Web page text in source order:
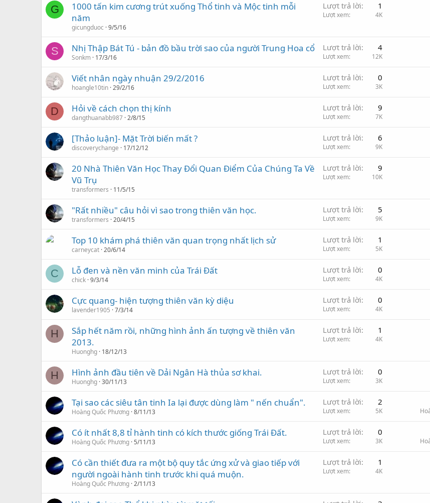
G
1000 tấn kim cương trút xuống Thổ tinh và Mộc tinh mỗi
năm
gicungduoc 9/5/16
Lượt trả lời 1
Lượt xem 4K
S Nhị Thập Bát Tú - bản đồ bầu trời sao của người Trung Hoa cổ
Sonkm 17/3/16
Lượt trả lời 4
Lượt xem 12K
Viết nhân ngày nhuận 29/2/2016
hoangle10tin 29/2/16
Lượt trả lời 0
Lượt xem 3K
D Hỏi về cách chọn thị kính
dangthuanabb987 2/8/15
Lượt trả lời 9
Lượt xem 7K
[Thảo luận]- Mặt Trời biến mất ?
discoverychange 17/12/12
Lượt trả lời 6
Lượt xem 9K
20 Nhà Thiên Văn Học Thay Đổi Quan Điểm Của Chúng Ta Về
Vũ Trụ
transformers 11/5/15
Lượt trả lời 9
Lượt xem 10K
"Rất nhiều" câu hỏi vì sao trong thiên văn học.
transformers 20/4/15
Lượt trả lời 5
Lượt xem 9K
Top 10 khám phá thiên văn quan trọng nhất lịch sử
carneycat 20/6/14
Lượt trả lời 1
Lượt xem 5K
C Lỗ đen và nền văn minh của Trái Đất
chick 9/3/14
Lượt trả lời 0
Lượt xem 4K
Cực quang- hiện tượng thiên văn kỳ diệu
lavender1905 7/3/14
Lượt trả lời 0
Lượt xem 4K
H
Sắp hết năm rồi, những hình ảnh ấn tượng về thiên văn
2013.
Huonghg 18/12/13
Lượt trả lời 1
Lượt xem 4K
H Hình ảnh đầu tiên về Dải Ngân Hà thủa sơ khai.
Huonghg 30/11/13
Lượt trả lời 0
Lượt xem 3K
Tại sao các siêu tân tinh Ia lại được dùng làm " nến chuẩn".
Hoàng Quốc Phương 8/11/13
Lượt trả lời 2
Lượt xem 5K
Có ít nhất 8,8 tỉ hành tinh có kích thước giống Trái Đất.
Hoàng Quốc Phương 5/11/13
Lượt trả lời 0
Lượt xem 3K
Có cần thiết đưa ra một bộ quy tắc ứng xử và giao tiếp với
người ngoài hành tinh trước khi quá muộn.
Hoàng Quốc Phương 2/11/13
Lượt trả lời 1
Lượt xem 4K